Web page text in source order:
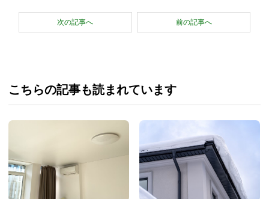
次の記事へ 前の記事へ
こちらの記事も読まれています